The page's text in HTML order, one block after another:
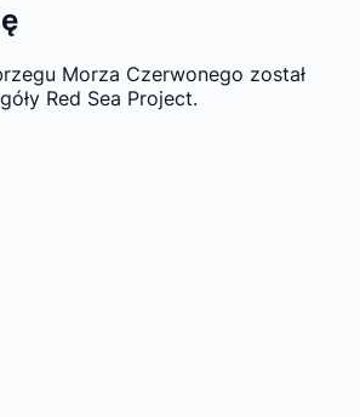
Morza Czerwonego został
Red Sea Project.